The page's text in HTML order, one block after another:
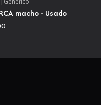
ajustable
macho - Usado